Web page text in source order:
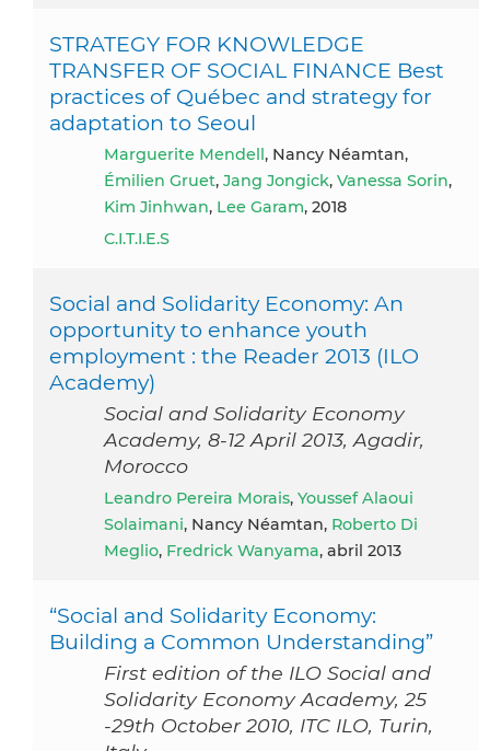
STRATEGY FOR KNOWLEDGE
TRANSFER OF SOCIAL FINANCE Best
practices of Québec and strategy for
adaptation to Seoul
Marguerite Mendell, Nancy Néamtan,
Émilien Gruet, Jang Jongick, Vanessa Sorin,
Kim Jinhwan, Lee Garam, 2018
C.I.T.I.E.S
Social and Solidarity Economy: An
opportunity to enhance youth
employment : the Reader 2013 (ILO
Academy)
Social and Solidarity Economy
Academy, 8-12 April 2013, Agadir,
Morocco
Leandro Pereira Morais, Youssef Alaoui
Solaimani, Nancy Néamtan, Roberto Di
Meglio, Fredrick Wanyama, abril 2013
“Social and Solidarity Economy:
Building a Common Understanding”
First edition of the ILO Social and
Solidarity Economy Academy, 25
-29th October 2010, ITC ILO, Turin,